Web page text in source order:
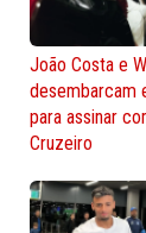
João Costa e
desembarcam
para assinar
Cruzeiro